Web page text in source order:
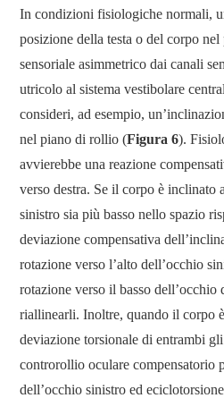
In condizioni fisiologiche normali,
posizione della testa o del corpo
sensoriale asimmetrico dai canali
utricolo al sistema vestibolare
consideri, ad esempio,
nel piano di rollio (Figura 6).
avvierebbe una reazione
verso destra. Se il corpo è inclinato
sinistro sia più basso nello spazio
deviazione compensativa
rotazione verso l’alto dell’occhio
rotazione verso il basso dell’occhio
riallinearli. Inoltre, quando il corpo
deviazione torsionale di entrambi
controrollio oculare compensatorio
dell’occhio sinistro ed